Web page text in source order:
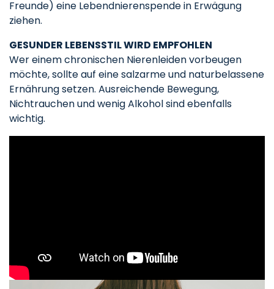
Freunde) eine Lebendnierenspende in Erwägung
ziehen.
GESUNDER LEBENSSTIL WIRD EMPFOHLEN
Wer einem chronischen Nierenleiden vorbeugen
möchte, sollte auf eine salzarme und naturbelassene
Ernährung setzen. Ausreichende Bewegung,
Nichtrauchen und wenig Alkohol sind ebenfalls
wichtig.